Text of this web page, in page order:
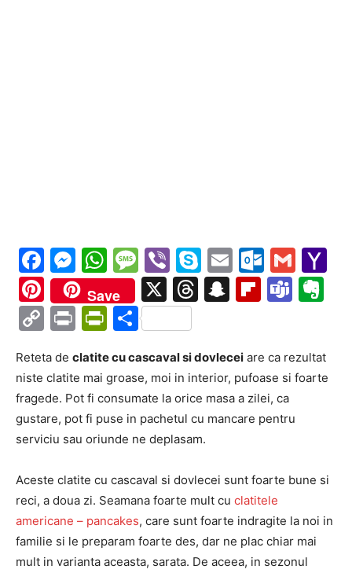
Facebook
Messenger
WhatsApp
Message
ViberSkype
Email
Pinterest
Save X Threads
Snapchat
CopyPrintPrintFriendly
Partajează
Reteta de clatite cu cascaval si dovlecei are ca rezultat
niste clatite mai groase, moi in interior, pufoase si foarte
fragede. Pot fi consumate la orice masa a zilei, ca
gustare, pot fi puse in pachetul cu mancare pentru
serviciu sau oriunde ne deplasam.
Aceste clatite cu cascaval si dovlecei sunt foarte bune si
reci, a doua zi. Seamana foarte mult cu clatitele
americane – pancakes, care sunt foarte indragite la noi in
familie si le preparam foarte des, dar ne plac chiar mai
mult in varianta aceasta, sarata. De aceea, in sezonul